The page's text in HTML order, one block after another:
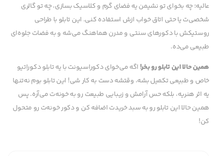
عالیه؛ چه بخوای تو نشیمن یه فضای گرم و کلاسیک بسازی، چه تو گالری
شخصی‌ت یا حتی اتاق خواب ازش استفاده کنی. این تابلو با طراحی
روستیکش با دکورهای سنتی و مدرن هماهنگ می‌شه و به فضات جلوه‌ای
طبیعی می‌ده.
همین حالا این تابلو رو بخر! اگه می‌خوای دکوراسیونت با یه تابلو دکوراتیو
خاص و طبیعی تکمیل بشه، وقتشه دست به کار شی! این تابلو بوم نه‌تنها
یه اثر هنریه، بلکه حس آرامش و زیبایی طبیعت رو به خونه‌ت می‌آره. پس
همین حالا این تابلو رو به سبد خریدت اضافه کن و دکور خونه‌ت رو متحول
کن!